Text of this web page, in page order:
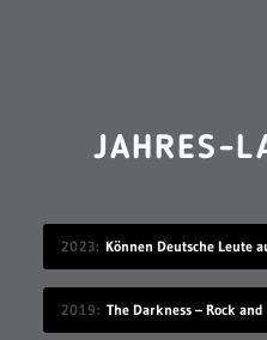
JAHRES-
2023
2019 The Darkness – Rock